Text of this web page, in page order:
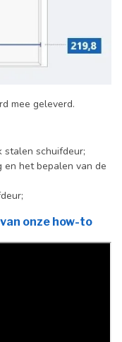
mee geleverd.
stalen schuifdeur;
en het bepalen van de
onze how-to